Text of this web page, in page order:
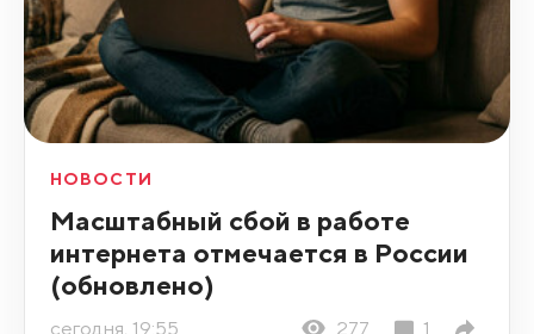
НОВОСТИ
Масштабный сбой в работе
интернета отмечается в России
(обновлено)
сегодня, 19:55 277 1